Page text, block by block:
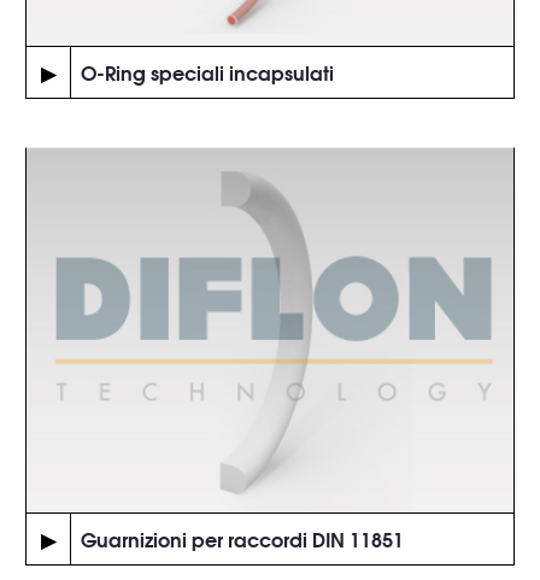
▶ O-Ring speciali incapsulati
▶ Guarnizioni per raccordi DIN 11851